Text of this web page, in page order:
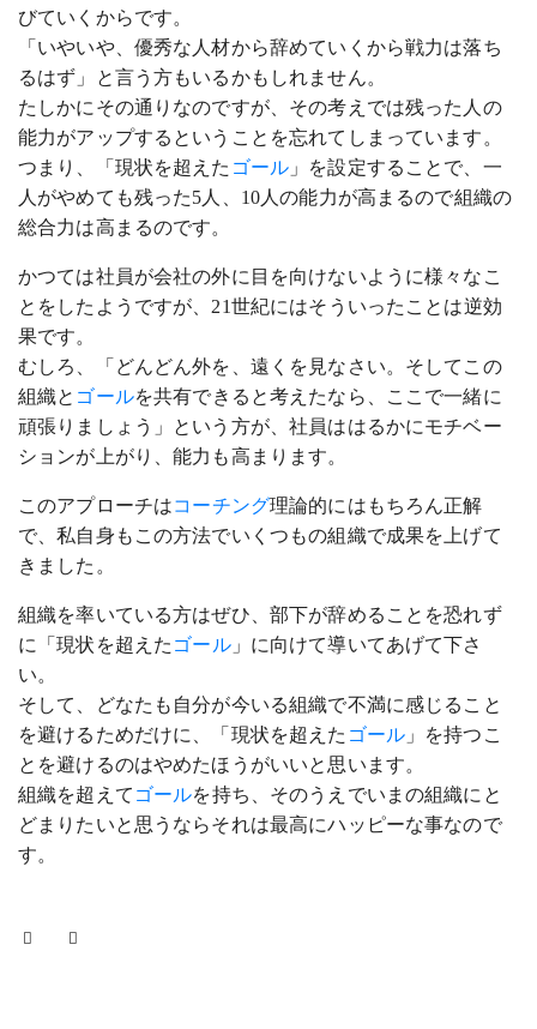
びていくからです。
「いやいや、優秀な人材から辞めていくから戦力は落ち
るはず」と言う方もいるかもしれません。
たしかにその通りなのですが、その考えでは残った人の
能力がアップするということを忘れてしまっています。
つまり、「現状を超えた ゴール 」を設定することで、一
人がやめても残った5人、10人の能力が高まるので組織の
総合力は高まるのです。
かつては社員が会社の外に目を向けないように様々なこ
とをしたようですが、21世紀にはそういったことは逆効
果です。
むしろ、「どんどん外を、遠くを見なさい。そしてこの
組織と ゴールを共有できると考えたなら、ここで一緒に
頑張りましょう」という方が、社員ははるかにモチベー
ションが上がり、能力も高まります。
このアプローチはコーチング理論的にはもちろん正解
で、私自身もこの方法でいくつもの組織で成果を上げて
きました。
組織を率いている方はぜひ、部下が辞めることを恐れず
に「現状を超えた ゴール」に向けて導いてあげて下さ
い。
そして、どなたも自分が今いる組織で不満に感じること
を避けるためだけに、「現状を超えた ゴール 」を持つこ
とを避けるのはやめたほうがいいと思います。
組織を超えて ゴールを持ち、そのうえでいまの組織にと
どまりたいと思うならそれは最高にハッピーな事なので
す。